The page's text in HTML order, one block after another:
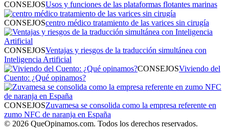
CONSEJOSUsos y funciones de las plataformas flotantes marinas
CONSEJOScentro médico tratamiento de las varices sin cirugía
CONSEJOSVentajas y riesgos de la traducción simultánea con
Inteligencia Artificial
CONSEJOSViviendo del
Cuento: ¿Qué opinamos?
CONSEJOSZuvamesa se consolida como la empresa referente en
zumo NFC de naranja en España
© 2026 QueOpinamos.com. Todos los derechos reservados.